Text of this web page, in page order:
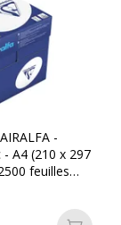
-
A4 (210 x 297
feuilles